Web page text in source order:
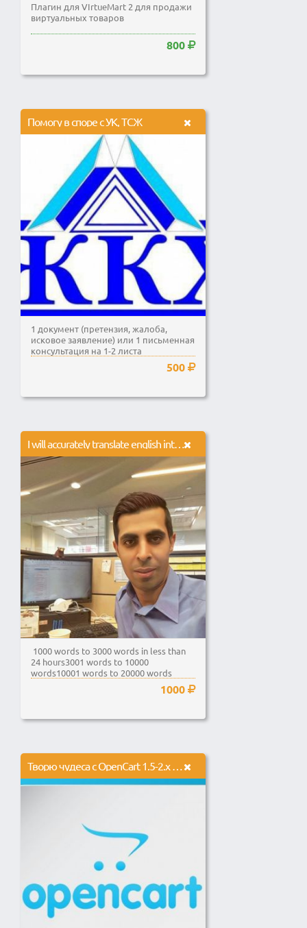
Плагин для VIrtueMart 2 для продажи
виртуальных товаров
800
Помогу в споре с УК, ТСЖ
1 документ (претензия, жалоба,
исковое заявление) или 1 письменная
консультация на 1-2 листа
500
I will accurately translate english into italian 1000 words
1000 words to 3000 words in less than
24 hours3001 words to 10000
words10001 words to 20000 words
1000
Творю чудеса с OpenCart 1.5-2.x и ocStore 1.5-2.x